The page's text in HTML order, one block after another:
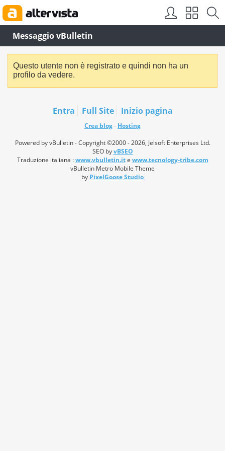
Messaggio vBulletin
Questo utente non è registrato e quindi non ha un
profilo da vedere.
Entra Full Site Inizio pagina
Crea blog- Hosting
Powered by vBulletin - Copyright ©2000 - 2026, Jelsoft Enterprises Ltd.
SEO byvBSEO
Traduzione italiana :www.vbulletin.ite www.tecnology-tribe.com
vBulletin Metro Mobile Theme
by PixelGoose Studio